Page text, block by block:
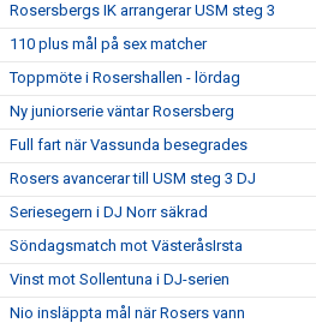
Rosersbergs IK arrangerar USM steg 3
110 plus mål på sex matcher
Toppmöte i Rosershallen - lördag
Ny juniorserie väntar Rosersberg
Full fart när Vassunda besegrades
Rosers avancerar till USM steg 3 DJ
Seriesegern i DJ Norr säkrad
Söndagsmatch mot VästeråsIrsta
Vinst mot Sollentuna i DJ-serien
Nio insläppta mål när Rosers vann